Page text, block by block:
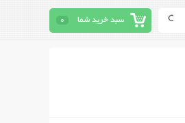
سبد خرید شما 0